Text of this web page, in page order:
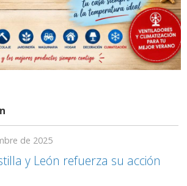
de 2025
y León refuerza su acción